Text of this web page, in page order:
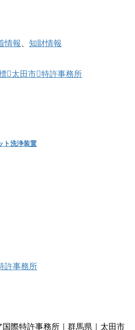
情報 知財情報
太田市 特許事務所
ト洗浄装置
許事務所
際特許事務所｜群馬県｜太田市